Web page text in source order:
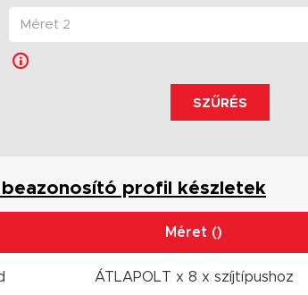
SZŰRÉS
beazonosító profil készletek
Méret ()
ÁTLAPOLT x 8 x szíjtípushoz